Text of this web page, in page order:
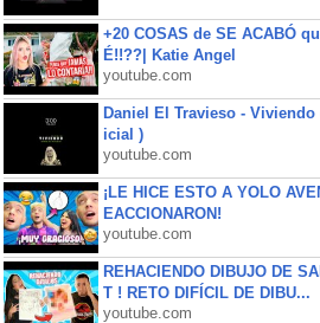
+20 COSAS de SE ACABÓ
É!!??| Katie Angel
youtube.com
Daniel El Travieso -
icial )
youtube.com
¡LE HICE ESTO A YOLO
EACCIONARON!
youtube.com
REHACIENDO DIBUJO DE
T ! RETO DIFÍCIL DE DIBU...
youtube.com